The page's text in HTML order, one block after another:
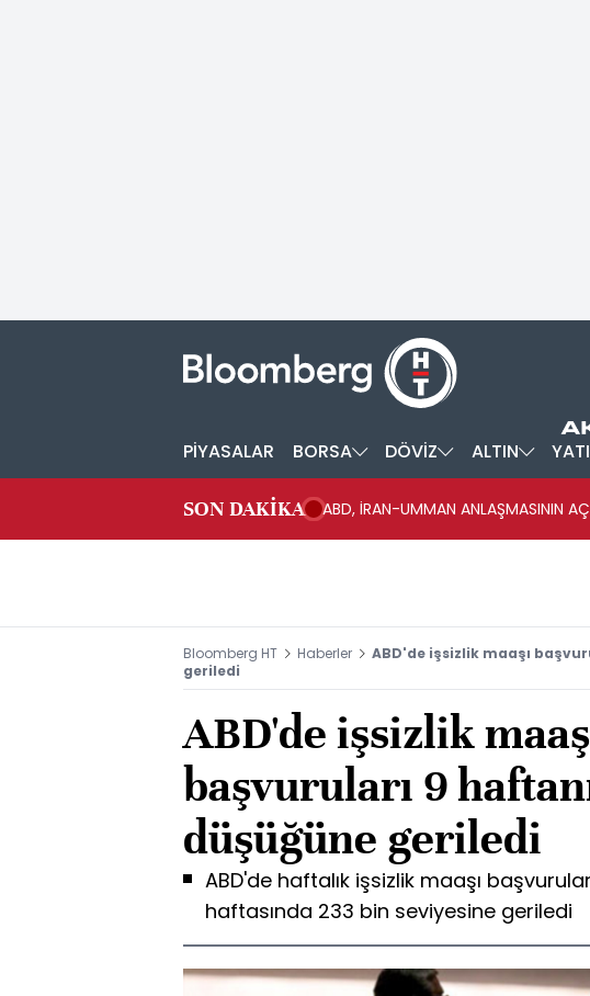
PİYASALAR BORSA DÖVİZ ALTIN
SON DAKİKA ABD, İRAN-UMMAN ANLAŞMASININ
Bloomberg HT Haberler
ABD'de işsizlik maaşı
geriledi
ABD'de işsizlik
başvuruları 9
düşüğüne geriledi
ABD'de haftalık işsizlik maaşı
haftasında 233 bin seviyesine geriledi